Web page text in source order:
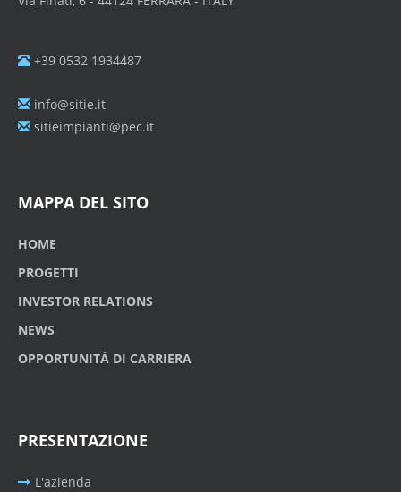
+39 0532 1934487
info@sitie.it
sitieimpianti@pec.it
MAPPA DEL SITO
HOME
PROGETTI
INVESTOR RELATIONS
NEWS
OPPORTUNITÀ DI CARRIERA
PRESENTAZIONE
L'azienda